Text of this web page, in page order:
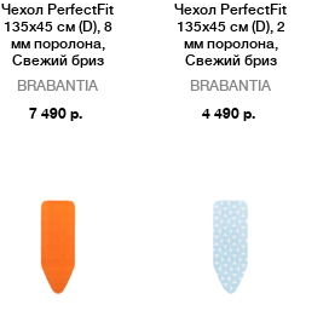
Чехол PerfectFit
135x45 см (D), 8
мм поролона,
Свежий бриз
BRABANTIA
7 490 р.
Чехол PerfectFit
135x45 см (D), 2
мм поролона,
Свежий бриз
BRABANTIA
4 490 р.